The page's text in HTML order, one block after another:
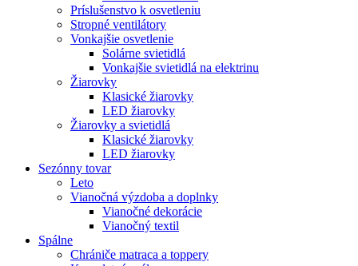
Príslušenstvo k osvetleniu
Stropné ventilátory
Vonkajšie osvetlenie
Solárne svietidlá
Vonkajšie svietidlá na elektrinu
Žiarovky
Klasické žiarovky
LED žiarovky
Žiarovky a svietidlá
Klasické žiarovky
LED žiarovky
Sezónny tovar
Leto
Vianočná výzdoba a doplnky
Vianočné dekorácie
Vianočný textil
Spálne
Chrániče matraca a toppery